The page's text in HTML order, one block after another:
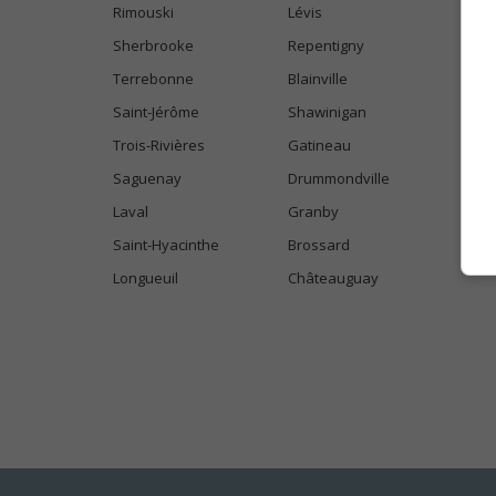
Rimouski
Lévis
Sherbrooke
Repentigny
Terrebonne
Blainville
Saint-Jérôme
Shawinigan
Trois-Rivières
Gatineau
Saguenay
Drummondville
Laval
Granby
Saint-Hyacinthe
Brossard
Longueuil
Châteauguay